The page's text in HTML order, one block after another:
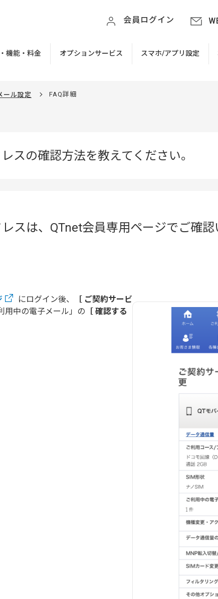
会員ログイン
機能・料金 オプションサービス スマホ/アプリ設定
ール設定 FAQ詳細
スの確認方法を教えてください。
スは、QTnet会員専用ページでご確認
にログイン後、
［ ご契約サービ
用中の電子メール」の ［ 確認する